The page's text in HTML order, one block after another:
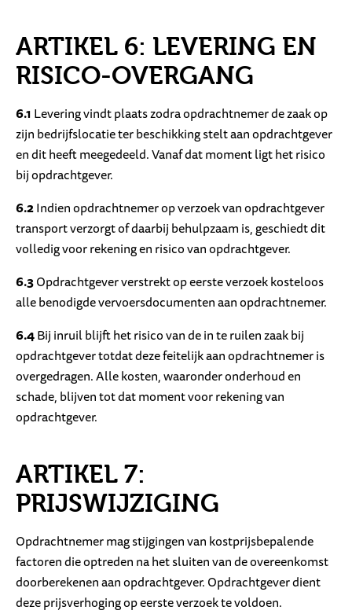
ARTIKEL 6: LEVERING EN
RISICO-OVERGANG
6.1Levering vindt plaats zodra opdrachtnemer de zaak op
zijn bedrijfslocatie ter beschikking stelt aan opdrachtgever
en dit heeft meegedeeld. Vanaf dat moment ligt het risico
bij opdrachtgever.
6.2Indien opdrachtnemer op verzoek van opdrachtgever
transport verzorgt of daarbij behulpzaam is, geschiedt dit
volledig voor rekening en risico van opdrachtgever.
6.3Opdrachtgever verstrekt op eerste verzoek kosteloos
alle benodigde vervoersdocumenten aan opdrachtnemer.
6.4Bij inruil blijft het risico van de in te ruilen zaak bij
opdrachtgever totdat deze feitelijk aan opdrachtnemer is
overgedragen. Alle kosten, waaronder onderhoud en
schade, blijven tot dat moment voor rekening van
opdrachtgever.
ARTIKEL 7:
PRIJSWIJZIGING
Opdrachtnemer mag stijgingen van kostprijsbepalende
factoren die optreden na het sluiten van de overeenkomst
doorberekenen aan opdrachtgever. Opdrachtgever dient
deze prijsverhoging op eerste verzoek te voldoen.